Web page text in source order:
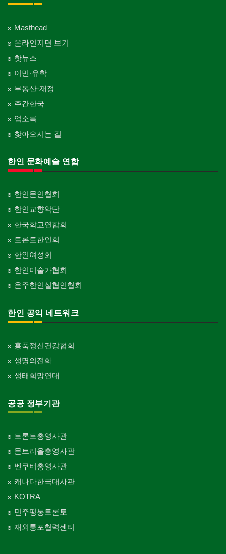
Masthead
온라인지면 보기
핫뉴스
이민·유학
부동산·재정
주간한국
업소록
찾아오시는 길
한인 문화예술 연합
한인문인협회
한인교향악단
한국학교연합회
토론토한인회
한인여성회
한인미술가협회
온주한인실협인협회
한인 공익 네트워크
홍푹정신건강협회
생명의전화
생태희망연대
공공 정부기관
토론토총영사관
몬트리올총영사관
벤쿠버총영사관
캐나다한국대사관
KOTRA
민주평통토론토
재외통포협력센터